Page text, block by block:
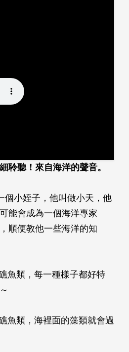
聆聽！來自海洋的聲音。
個小姪子，他叫做小天，他
能會成為一個海洋專家
順便教他一些海洋的知
魚類，每一種樣子都好特
魚類，海裡面的藻類就會過